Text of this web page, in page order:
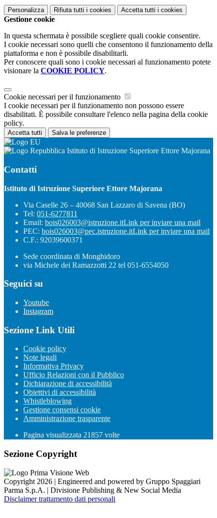
Personalizza Rifiuta tutti i cookies Accetta tutti i cookies
Gestione cookie
In questa schermata è possibile scegliere quali cookie consentire.
I cookie necessari sono quelli che consentono il funzionamento della
piattaforma e non è possibile disabilitarli.
Per conoscere quali sono i cookie necessari al funzionamento potete
visionare la COOKIE POLICY.
Cookie necessari per il funzionamento
I cookie necessari per il funzionamento non possono essere
disabilitati. È possibile consultare l'elenco nella pagina della cookie
policy.
Accetta tutti Salva le preferenze
Istituto di Istruzione Superiore Ettore Majorana
Contatti
Istituto di Istruzione Superiore Ettore Majorana
Via Caselle 26 – 40068 San Lazzaro di Savena (BO)
Tel: 051-6277811
Email: bois026003@istruzione.itLink per inviare una mail
PEC: bois026003@pec.istruzione.itLink per inviare una mail
C.F.: 92039600371
Sede coordinata di Monghidoro
via Michele dei Ramazzotti 22 tel 051-6554050
Seguici su
Youtube
Instagram
Sezione Link Utili
Cookie policy
Note legali
Informativa Privacy
Ufficio Relazioni con il Pubblico
Dichiarazione di accessibilità
Obiettivi di accessibilità
Whistleblowing
Gestione consensi cookie
Amministrazione trasparente
Pagina visualizzata 21857 volte
Sezione Copyright
Copyright 2026 | Engineered and powered by Gruppo Spaggiari
Parma S.p.A. | Divisione Publishing & New Social Media
Disclaimer trattamento dati personali